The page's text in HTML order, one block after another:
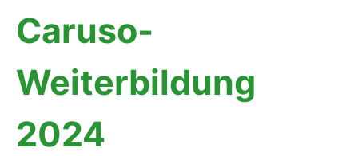
Caruso-
Weiterbildung
2024